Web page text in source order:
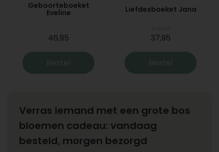
Geboorteboeket
Eveline
46,95
Bestel
Liefdesboeket Jana
37,95
Bestel
Verras iemand met een grote bos
bloemen cadeau: vandaag
besteld, morgen bezorgd